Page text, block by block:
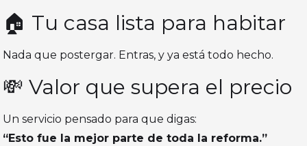
🏠 Tu casa lista para habitar
Nada que postergar. Entras, y ya está todo hecho.
💸 Valor que supera el precio
Un servicio pensado para que digas:
“Esto fue la mejor parte de toda la reforma.”